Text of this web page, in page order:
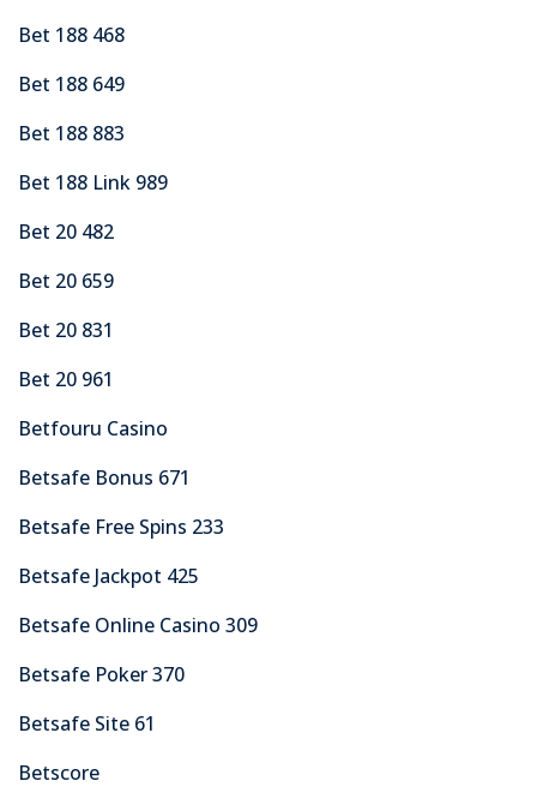
Bet 188 468
Bet 188 649
Bet 188 883
Bet 188 Link 989
Bet 20 482
Bet 20 659
Bet 20 831
Bet 20 961
Betfouru Casino
Betsafe Bonus 671
Betsafe Free Spins 233
Betsafe Jackpot 425
Betsafe Online Casino 309
Betsafe Poker 370
Betsafe Site 61
Betscore